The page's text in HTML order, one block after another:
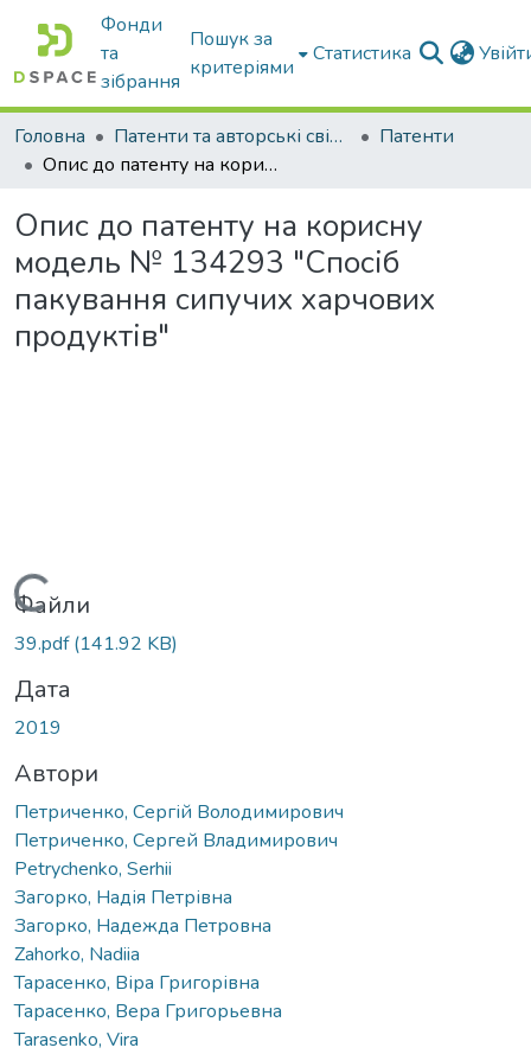
Фонди
та
зібрання
Пошук за
критеріями
Статистика
Головна Патенти та авторські свідоцтва
Патенти
Опис до патенту на корисну модель № 134293 "Спосіб пакування сипучих харчових продуктів"
Опис до патенту на корисну
модель № 134293 "Спосіб
пакування сипучих харчових
продуктів"
Вантажиться...
Файли
39.pdf(141.92 KB)
Дата
2019
Автори
Петриченко, Сергій Володимирович
Петриченко, Сергей Владимирович
Petrychenko, Serhii
Загорко, Надія Петрівна
Загорко, Надежда Петровна
Zahorko, Nadiia
Тарасенко, Віра Григорівна
Тарасенко, Вера Григорьевна
Tarasenko, Vira